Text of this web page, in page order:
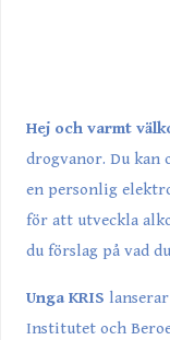
Hej och varmt
drogvanor. Du kan
en personlig
för att utveckla
du förslag på vad
Unga KRIS
Institutet och